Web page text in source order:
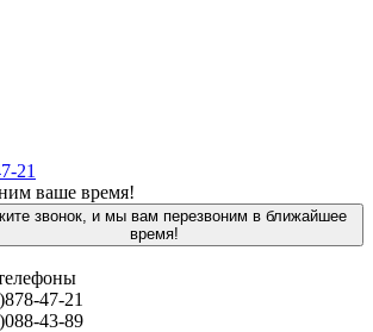
21
ваше время!
звонок, и мы вам перезвоним в ближайшее
время!
47-21
43-89